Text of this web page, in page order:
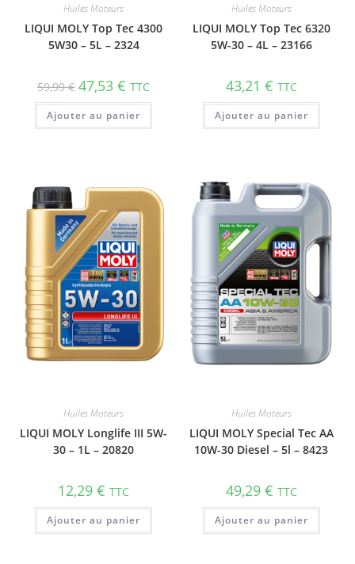
Huiles Moteurs
LIQUI MOLY Top Tec 4300
5W30 – 5L – 2324
59,99€ 47,53€ TTC
Ajouter au panier
Huiles Moteurs
LIQUI MOLY Top Tec 6320
5W-30 – 4L – 23166
43,21 € TTC
Ajouter au panier
Huiles Moteurs
LIQUI MOLY Longlife III 5W-
30 – 1L – 20820
12,29€ TTC
Ajouter au panier
Huiles Moteurs
LIQUI MOLY Special Tec AA
10W-30 Diesel – 5l – 8423
49,29 € TTC
Ajouter au panier